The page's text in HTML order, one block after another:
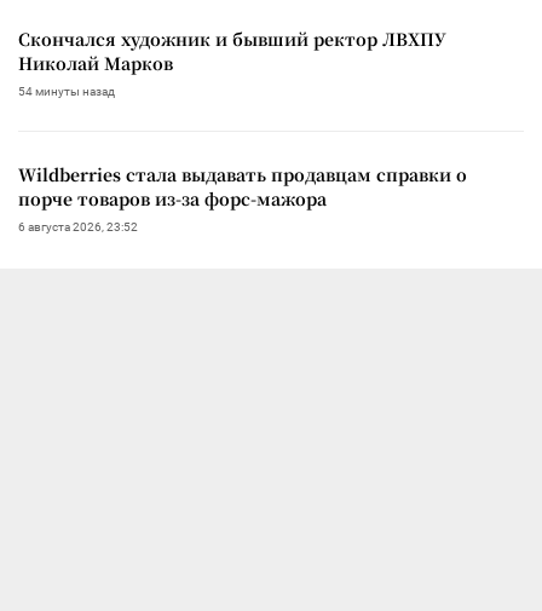
Скончался художник и бывший ректор ЛВХПУ
Николай Марков
54 минуты назад
Wildberries стала выдавать продавцам справки о
порче товаров из-за форс-мажора
6 августа 2026, 23:52